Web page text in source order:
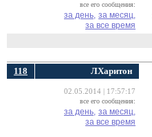
все его сообщения:
за день, за месяц,
за все время
118 ЛХаритон
02.05.2014 | 17:57:17
все его сообщения:
за день, за месяц,
за все время